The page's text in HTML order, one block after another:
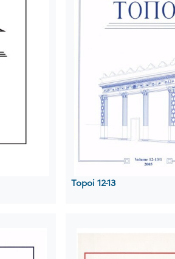
Topoi 12-13